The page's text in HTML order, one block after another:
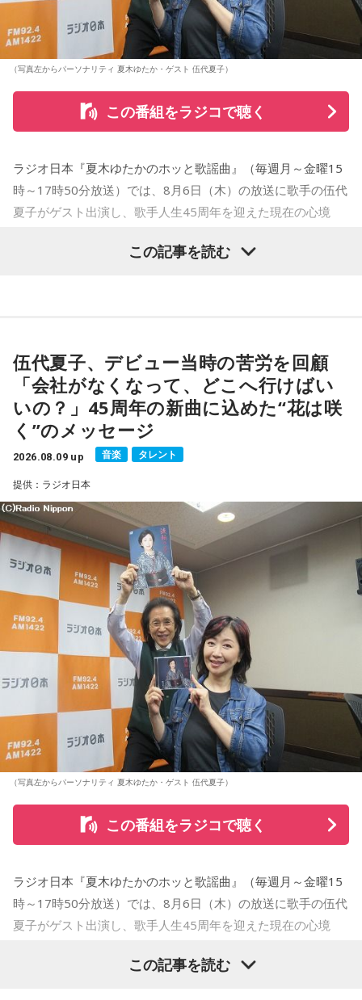
（写真左からパーソナリティ 夏木ゆたか・ゲスト 伍代夏子）
この番組をラジコで聴く
ラジオ日本『夏木ゆたかのホッと歌謡曲』（毎週月～金曜15
時～17時50分放送）では、8月6日（木）の放送に歌手の伍代
夏子がゲスト出演し、歌手人生45周年を迎えた現在の心境
ることを明かした。また、歌手はレコーディングを終えた
後、自分自身が“演出家”となって楽曲を育てていく仕事でもあ
ると語り、長年培ってきた表現者としての思いを語った。
一方で、デビュー当時は決して順風満帆ではなかった。デビ
ューから間もなく所属レコード会社がなくなり、「どこへ行
けばいいの？」と途方に暮れたことや、芸名を何度も変えな
がら挑戦を続けてきた日々を振り返る。それでも諦めずに歌
い続けた経験が、45周年記念シングル「露天の花」に込めた
「どんな環境でも花は咲く」「その場所で咲く花がある」と
いうメッセージにつながっていると話した。人生は何度でも
立ち上がれるという応援歌は、自身の歩みそのものでもある
という。
さらに、趣味についてもトークを展開。愛犬と過ごす時間を
増やすために驚くべきあるものを購入したと言う。さて何を
購入したのか…？ 詳しくはradikoタイムフリーで！
この記事を読む
伍代夏子、デビュー当時の苦労を回顧
「会社がなくなって、どこへ行けばい
いの？」45周年の新曲に込めた“花は咲
く”のメッセージ
2026.08.09 up 音楽 タレント
提供：ラジオ日本
（写真左からパーソナリティ 夏木ゆたか・ゲスト 伍代夏子）
この番組をラジコで聴く
ラジオ日本『夏木ゆたかのホッと歌謡曲』（毎週月～金曜15
時～17時50分放送）では、8月6日（木）の放送に歌手の伍代
夏子がゲスト出演し、歌手人生45周年を迎えた現在の心境
この記事を読む